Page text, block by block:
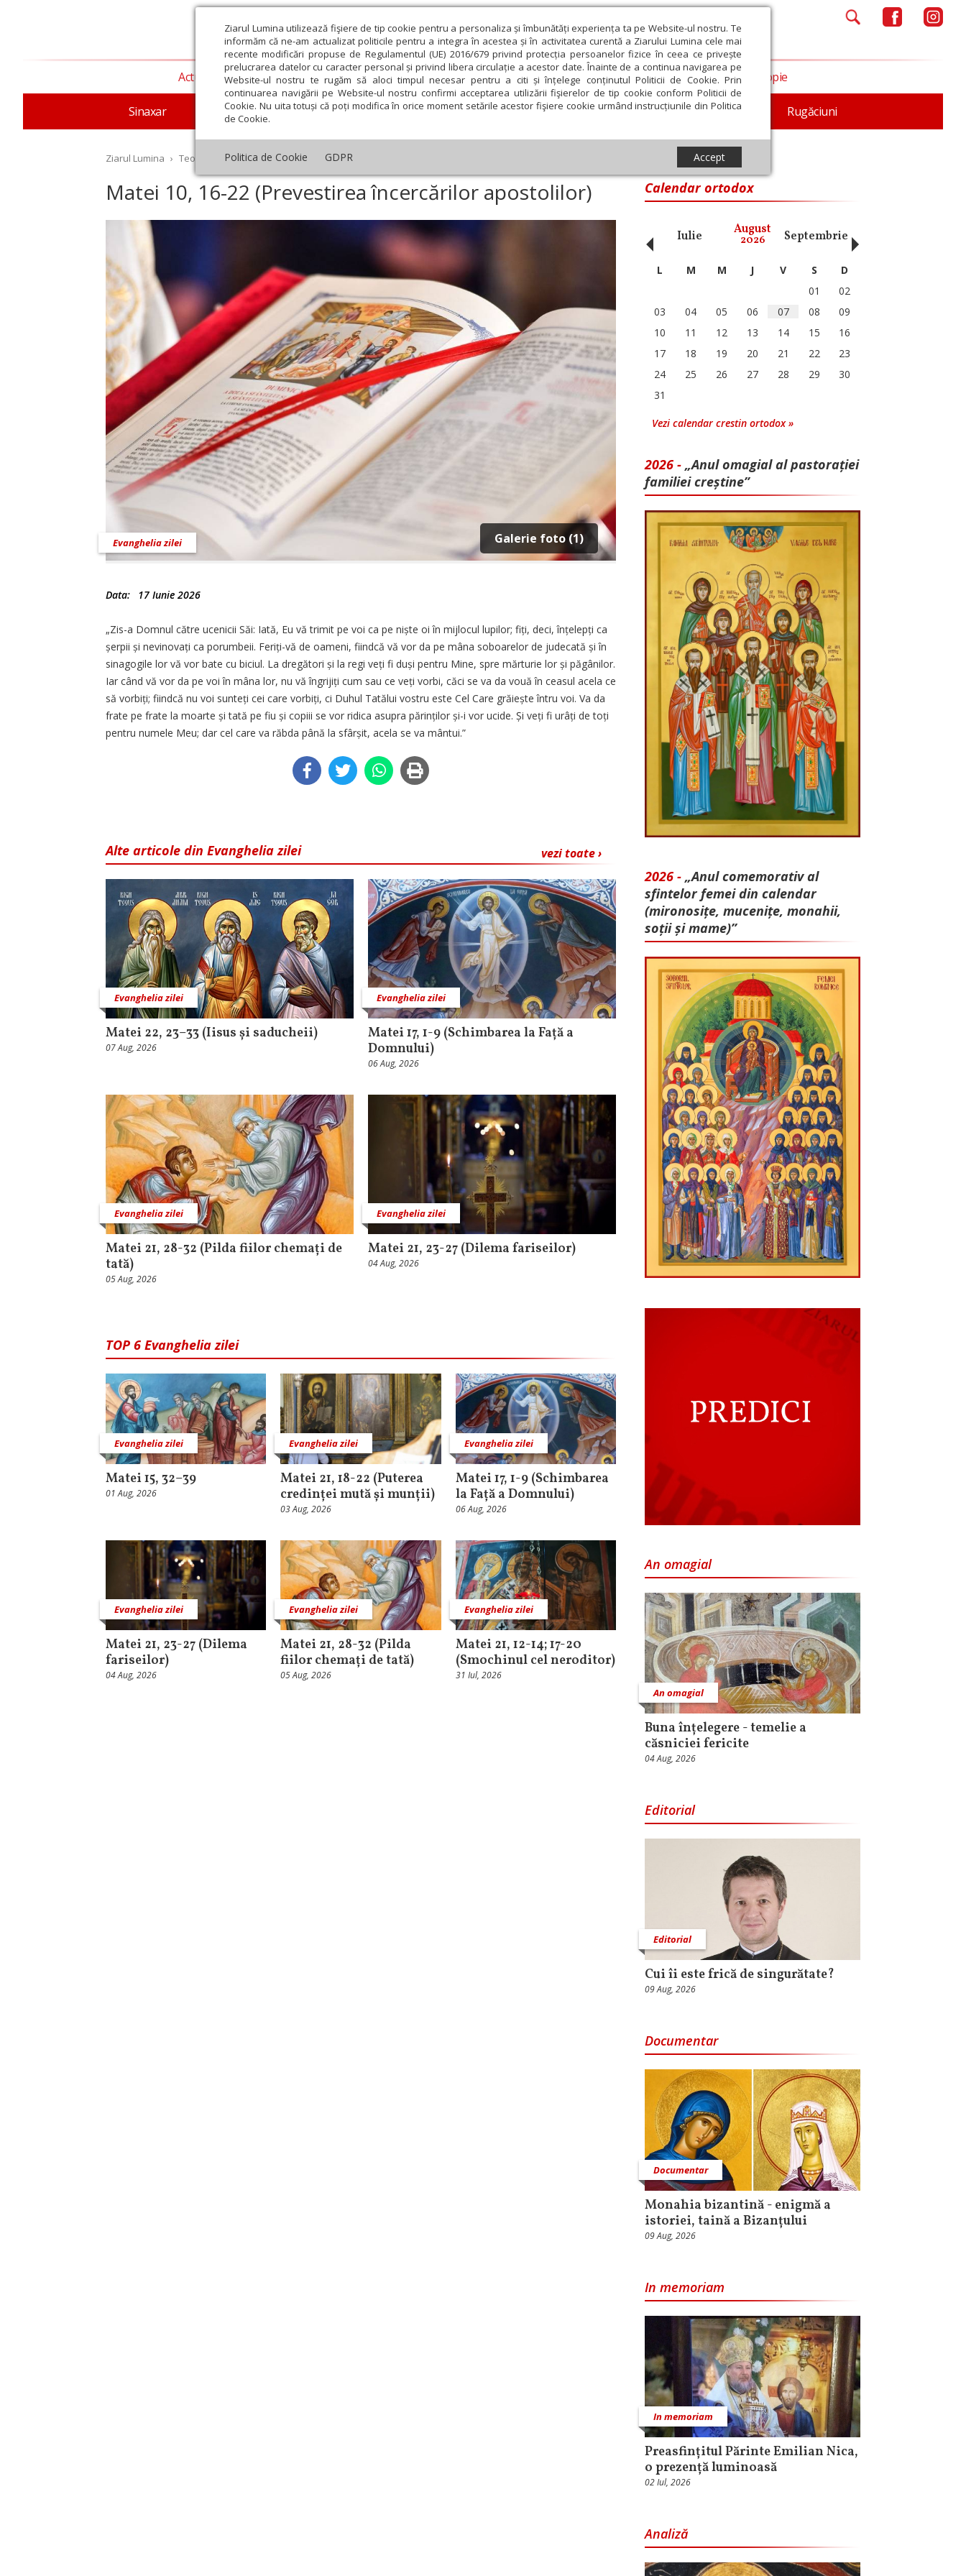
Ziarul Lumina utilizează fişiere de tip cookie pentru a personaliza și îmbunătăți experiența ta pe Website-ul nostru. Te
informăm că ne-am actualizat politicile pentru a integra în acestea și în activitatea curentă a Ziarului Lumina cele mai
recente modificări propuse de Regulamentul (UE) 2016/679 privind protecția persoanelor fizice în ceea ce privește
prelucrarea datelor cu caracter personal și privind libera circulație a acestor date. Înainte de a continua navigarea pe
Website-ul nostru te rugăm să aloci timpul necesar pentru a citi și înțelege conținutul Politicii de Cookie. Prin
continuarea navigării pe Website-ul nostru confirmi acceptarea utilizării fişierelor de tip cookie conform Politicii de
Cookie. Nu uita totuși că poți modifica în orice moment setările acestor fişiere cookie urmând instrucțiunile din Politica
de Cookie.
Politica de Cookie GDPR Accept
Actualitate religioasă Teologie și spiritualitate
Sinaxar Apostolul zilei Evanghelia zilei Evanghelia de Duminică Theologica Liturgica Patristica Rugăciuni
Educaţie și Cultură Societate Opinii Filantropie
Ziarul Lumina › Teologie și spiritualitate › Evanghelia zilei
Matei 10, 16-22 (Prevestirea încercărilor apostolilor)
Galerie foto (1)
Evanghelia zilei
Data: 17 Iunie 2026
„Zis-a Domnul către ucenicii Săi: Iată, Eu vă trimit pe voi ca pe niște oi în mijlocul lupilor; fiți, deci, înțelepți ca
șerpii și nevinovați ca porumbeii. Feriți-vă de oameni, fiindcă vă vor da pe mâna soboarelor de judecată și în
sinagogile lor vă vor bate cu biciul. La dregători și la regi veți fi duși pentru Mine, spre mărturie lor și păgânilor.
Iar când vă vor da pe voi în mâna lor, nu vă îngrijiți cum sau ce veți vorbi, căci se va da vouă în ceasul acela ce
să vorbiți; fiindcă nu voi sunteți cei care vorbiți, ci Duhul Tatălui vostru este Cel Care grăiește întru voi. Va da
frate pe frate la moarte și tată pe fiu și copiii se vor ridica asupra părinților și-i vor ucide. Și veți fi urâți de toți
pentru numele Meu; dar cel care va răbda până la sfârșit, acela se va mântui.”
vezi toate ›
Alte articole din Evanghelia zilei
Evanghelia zilei
Matei 22, 23–33 (Iisus și saducheii)
07 Aug, 2026
Evanghelia zilei
Matei 17, 1-9 (Schimbarea la Față a
Domnului)
06 Aug, 2026
Evanghelia zilei
Matei 21, 28-32 (Pilda fiilor chemați de
tată)
05 Aug, 2026
Evanghelia zilei
Matei 21, 23-27 (Dilema fariseilor)
04 Aug, 2026
TOP 6 Evanghelia zilei
Evanghelia zilei
Matei 15, 32–39
01 Aug, 2026
Evanghelia zilei
Matei 21, 18-22 (Puterea
credinței mută și munții)
03 Aug, 2026
Evanghelia zilei
Matei 17, 1-9 (Schimbarea
la Față a Domnului)
06 Aug, 2026
Evanghelia zilei
Matei 21, 23-27 (Dilema
fariseilor)
04 Aug, 2026
Evanghelia zilei
Matei 21, 28-32 (Pilda
fiilor chemați de tată)
05 Aug, 2026
Evanghelia zilei
Matei 21, 12-14; 17-20
(Smochinul cel neroditor)
31 Iul, 2026
Calendar ortodox
Octombrie Noiembrie Februarie Martie Iulie August
2026 Septembrie Octombrie
‹ L M M J V S
D
01
02
03
04 05 06 07 08
09
10
11 12 13 14 15
16
17
18 19 20 21 22
23
24
25 26 27 28 29
30
31
Vezi calendar crestin ortodox »
2026 - „Anul omagial al pastorației
familiei creștine”
2026 - „Anul comemorativ al
sfintelor femei din calendar
(mironosițe, mu­cenițe, monahii,
soții și mame)”
An omagial
An omagial
Buna înțelegere - temelie a
căsniciei fericite
04 Aug, 2026
Editorial
Editorial
Cui îi este frică de singurătate?
09 Aug, 2026
Documentar
Documentar
Monahia bizantină - enigmă a
istoriei, taină a Bizanțului
09 Aug, 2026
In memoriam
In memoriam
Preasfințitul Părinte Emilian Nica,
o prezență luminoasă
02 Iul, 2026
Analiză